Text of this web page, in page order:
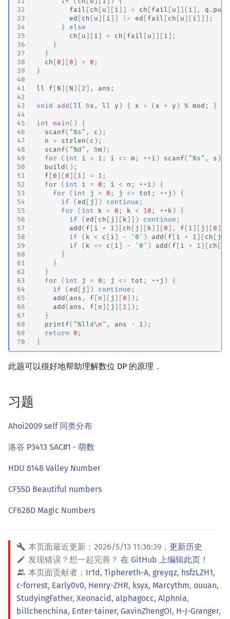
32
33
34
35
36
37
38
39
40
41
42
43
44
45
46
47
48
49
50
51
52
53
54
55
56
57
58
59
60
61
62
63
64
65
66
67
68
69
70
fail [ ch [ u ][ i ]] = ch [ fail [ u ]][ i ], q . push
ed [ ch [ u ][ i ]] |= ed [ fail [ ch [ u ][ i ]]];
}
else
ch [ u ][ i ] = ch [ fail [ u ]][ i ];
}
}
ch [ 0 ][ 0 ] = 0 ;
}
ll f [ N ][ N ][ 2 ], ans ;
void add(ll &x , ll y ) { x = ( x + y ) % mod ; }
int main()
{
scanf( "%s" , c );
n
= strlen( c );
scanf( "%d" , &m );
for
( int i = 1 ; i <= m ; ++ i ) scanf( "%s" , s ),
build();
f [ 0 ][ 0 ][ 1 ] = 1 ;
for
( int i = 0 ; i < n ; ++ i )
{
for
( int j = 0 ; j <= tot ; ++ j )
{
if
( ed [ j ]) continue ;
for
( int k = 0 ; k < 10 ; ++ k )
{
if
( ed [ ch [ j ][ k ]]) continue ;
add( f [ i + 1 ][ ch [ j ][ k ]][ 0 ], f [ i ][ j ][ 0 ]);
if
( k < c [ i ] - '0' ) add( f [ i + 1 ][ ch [ j
if
( k == c [ i ] - '0' ) add( f [ i + 1 ][ ch [
}
}
}
for
( int j = 0 ; j <= tot ; ++ j )
{
if
( ed [ j ]) continue ;
add( ans , f [ n ][ j ][ 0 ]);
add( ans , f [ n ][ j ][ 1 ]);
}
printf( "%lld\n " , ans - 1 );
return
0 ;
}
此题可以很好地帮助理解数位 DP 的原理．
习题
Ahoi2009 self 同类分布
洛谷 P3413 SAC#1 - 萌数
HDU 6148 Valley Number
CF55D Beautiful numbers
CF628D Magic Numbers
本页面最近更新： 2026/5/13 11:36:39 ， 更新历史
发现错误？想一起完善？ 在 GitHub 上编辑此页！
本页面贡献者： Ir1d , Tiphereth-A, greyqz, hsfzLZH1,
c-forrest, Early0v0, Henry-ZHR, ksyx, Marcythm, ouuan,
StudyingFather, Xeonacid , alphagocc, Alphnia,
billchenchina, Enter-tainer, GavinZhengOI, H-J-Granger,